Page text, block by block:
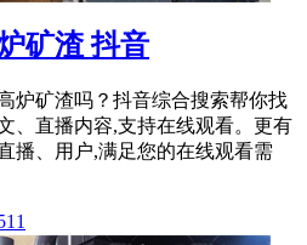
矿渣 抖音
炉矿渣吗？抖音综合搜索帮你找
、直播内容,支持在线观看。更有
播、用户,满足您的在线观看需